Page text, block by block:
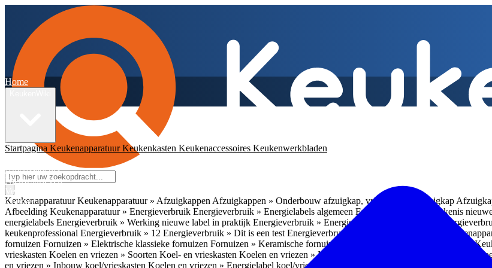
KeukenapparatuurKeukenapparatuur » Afzuigkappen Afzuigkappen » Onderbouw afzuigkap, vrijhangende afzuigkap
Afbeelding Keukenapparatuur » Energieverbruik Energieverbruik » Energielabels algemeen Energieverbruik » Betekenis
energielabels Energieverbruik » Werking nieuwe label in praktijk Energieverbruik » Energieverbruik in de praktijk
keukenprofessional Energieverbruik » 12 Energieverbruik » Dit is een test Energieverbruik » 1
fornuizen Fornuizen » Elektrische klassieke fornuizen Fornuizen » Keramische fornuizen Keukenapparatuur » Inbouwlades
vrieskasten Koelen en vriezen » Soorten Koel- en vrieskasten Koelen en vriezen » Nismaten Koelen en vriezen » Vrijstaande
en vriezen » Inbouw koel/vrieskasten Koelen en vriezen » Energielabel koel/vrieskasten
Home
Startpagina KeukenapparatuurKeukenkasten Keukenaccessoires Keukenwerkbladen
Ambassadeurs
Nieuwsbrieven
Veelgestelde vragen
Contact